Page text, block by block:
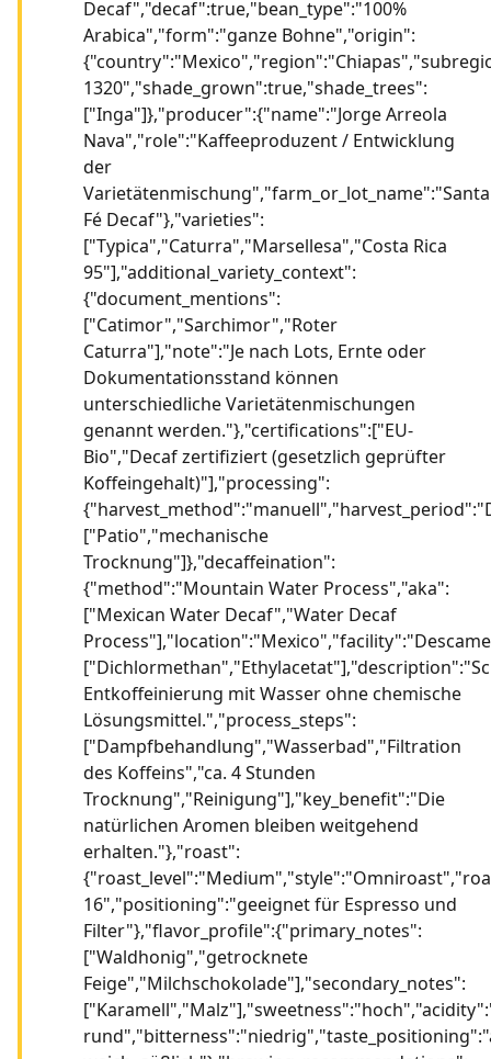
Decaf","decaf":true,"bean_type":"100%
Arabica","form":"ganze Bohne","origin":
1320","shade_grown":true,"shade_trees":
["Inga"]},"producer":{"name":"Jorge Arreola
Nava","role":"Kaffeeproduzent / Entwicklung
der
Varietätenmischung","farm_or_lot_name":"Santa
Fé Decaf"},"varieties":
["Typica","Caturra","Marsellesa","Costa Rica
95"],"additional_variety_context":
{"document_mentions":
["Catimor","Sarchimor","Roter
Caturra"],"note":"Je nach Lots, Ernte oder
Dokumentationsstand können
unterschiedliche Varietätenmischungen
genannt werden."},"certifications":["EU-
Bio","Decaf zertifiziert (gesetzlich geprüfter
Koffeingehalt)"],"processing":
["Patio","mechanische
Trocknung"]},"decaffeination":
{"method":"Mountain Water Process","aka":
["Mexican Water Decaf","Water Decaf
Entkoffeinierung mit Wasser ohne chemische
Lösungsmittel.","process_steps":
["Dampfbehandlung","Wasserbad","Filtration
des Koffeins","ca. 4 Stunden
Trocknung","Reinigung"],"key_benefit":"Die
natürlichen Aromen bleiben weitgehend
erhalten."},"roast":
16","positioning":"geeignet für Espresso und
Filter"},"flavor_profile":{"primary_notes":
["Waldhonig","getrocknete
Feige","Milchschokolade"],"secondary_notes":